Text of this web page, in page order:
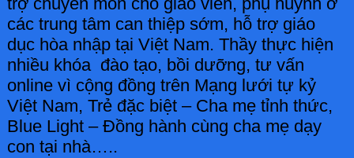
các trung tâm can thiệp sớm, hỗ trợ giáo
dục hòa nhập tại Việt Nam. Thầy thực hiện
nhiều khóa đào tạo, bồi dưỡng, tư vấn
online vì cộng đồng trên Mạng lưới tự kỷ
Việt Nam, Trẻ đặc biệt – Cha mẹ tỉnh thức,
Blue Light – Đồng hành cùng cha mẹ dạy
con tại nhà…..